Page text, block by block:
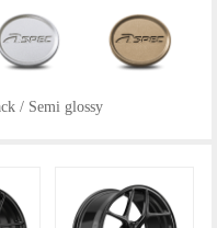
/ Semi glossy